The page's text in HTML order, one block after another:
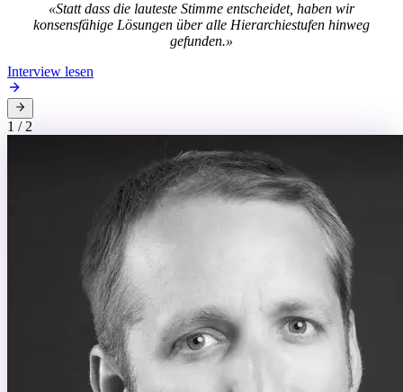
«Statt dass die lauteste Stimme entscheidet, haben wir
konsensfähige Lösungen über alle Hierarchiestufen hinweg
gefunden.»
Interview lesen
1 /2